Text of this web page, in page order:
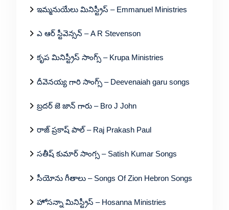
ఇమ్మనుయేలు మినిస్ట్రీస్ – Emmanuel Ministries
ఎ ఆర్ స్టీవెన్సన్ – A R Stevenson
కృప మినిస్ట్రీస్ సాంగ్స్ – Krupa Ministries
దీవెనయ్య గారి సాంగ్స్ – Deevenaiah garu songs
బ్రదర్ జె జాన్ గారు – Bro J John
రాజ్ ప్రకాష్ పాల్ – Raj Prakash Paul
సతీష్ కుమార్ సాంగ్స – Satish Kumar Songs
సీయోను గీతాలు – Songs Of Zion Hebron Songs
హోసన్నా మినిస్ట్రీస్ – Hosanna Ministries